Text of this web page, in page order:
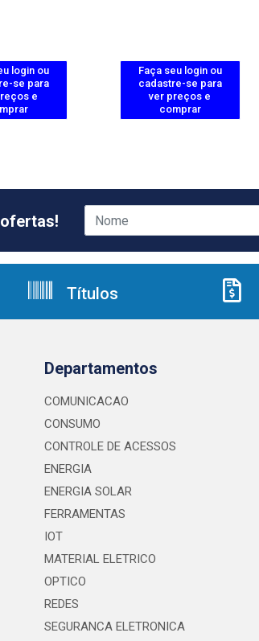
login ou
se para
e
Faça seu login ou
cadastre-se para
ver preços e
comprar
Títulos
Departamentos
COMUNICACAO
CONSUMO
CONTROLE DE ACESSOS
ENERGIA
ENERGIA SOLAR
FERRAMENTAS
IOT
MATERIAL ELETRICO
OPTICO
REDES
SEGURANCA ELETRONICA